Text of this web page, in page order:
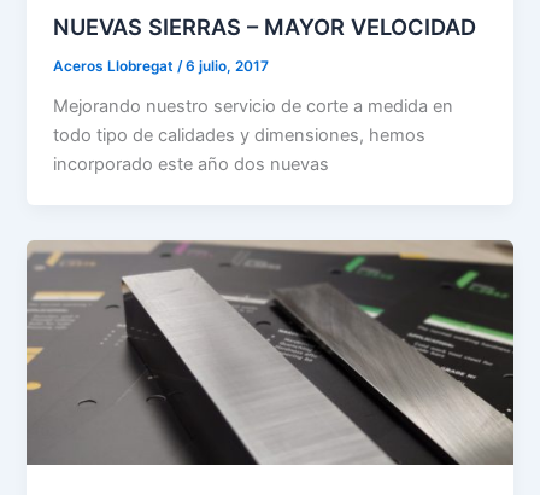
NUEVAS SIERRAS – MAYOR VELOCIDAD
Aceros Llobregat/6 julio, 2017
Mejorando nuestro servicio de corte a medida en
todo tipo de calidades y dimensiones, hemos
incorporado este año dos nuevas